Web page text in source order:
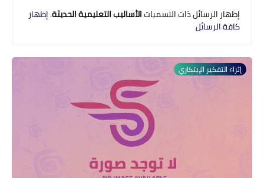
قضايا تربوية
مشاكل التعليم
منوعات إخبارية
مواضيع تربوية
وثائق تربوية
الشؤون الاجتماعية لأسرة
التعليم
‏إظهار الرسائل ذات التسمياتالأساليب التعليمية الحديثة.إظهار
كافة الرسائل
إثراء التفكير الإبتكاري